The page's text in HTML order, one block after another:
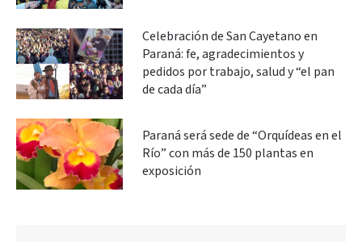
Celebración de San Cayetano en
Paraná: fe, agradecimientos y
pedidos por trabajo, salud y “el pan
de cada día”
Paraná será sede de “Orquídeas en el
Río” con más de 150 plantas en
exposición